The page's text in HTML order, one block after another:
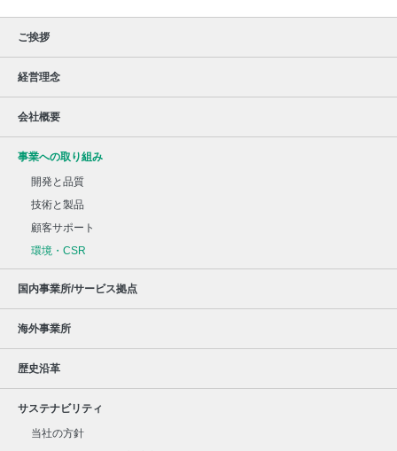
ご挨拶
経営理念
会社概要
事業への取り組み
開発と品質
技術と製品
顧客サポート
環境・CSR
国内事業所/サービス拠点
海外事業所
歴史沿革
サステナビリティ
当社の方針